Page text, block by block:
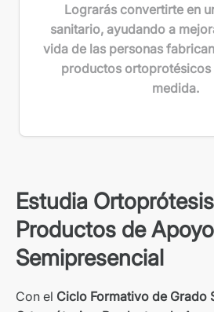
Lograrás convertirte en
sanitario, ayudando a
vida de las personas
productos ortoprotésicos
medida.
Estudia
Productos de Apoyo
Semipresencial
Con el Ciclo Formativo de Grado